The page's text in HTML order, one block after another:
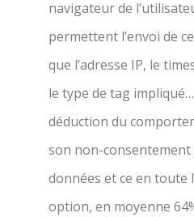
navigateur de
permettent l’envoi de
que l’adresse IP, le
le type de tag
déduction du
son non-consentement
données et ce en toute
option, en moyenne